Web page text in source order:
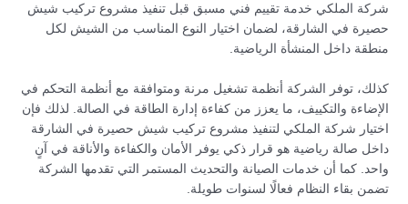
شركة الملكي خدمة تقييم فني مسبق قبل تنفيذ مشروع تركيب شيش
حصيرة في الشارقة، لضمان اختيار النوع المناسب من الشيش لكل
منطقة داخل المنشأة الرياضية.
كذلك، توفر الشركة أنظمة تشغيل مرنة ومتوافقة مع أنظمة التحكم في
الإضاءة والتكييف، ما يعزز من كفاءة إدارة الطاقة في الصالة. لذلك فإن
اختيار شركة الملكي لتنفيذ مشروع تركيب شيش حصيرة في الشارقة
داخل صالة رياضية هو قرار ذكي يوفر الأمان والكفاءة والأناقة في آنٍ
واحد. كما أن خدمات الصيانة والتحديث المستمر التي تقدمها الشركة
تضمن بقاء النظام فعالًا لسنوات طويلة.